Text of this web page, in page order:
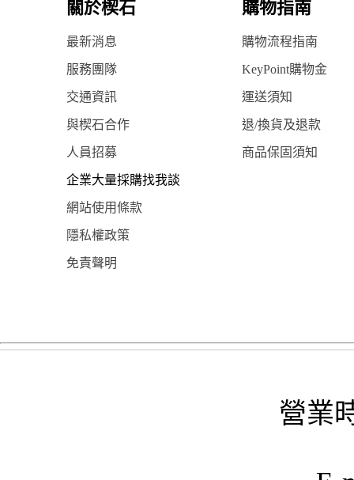
關於楔石 購物指南
最新消息 購物流程指南
服務團隊 KeyPoint購物金
交通資訊 運送須知
與楔石合作 退/換貨及退款
人員招募 商品保固須知
企業大量採購找我談
網站使用條款
隱私權政策
免責聲明
營業